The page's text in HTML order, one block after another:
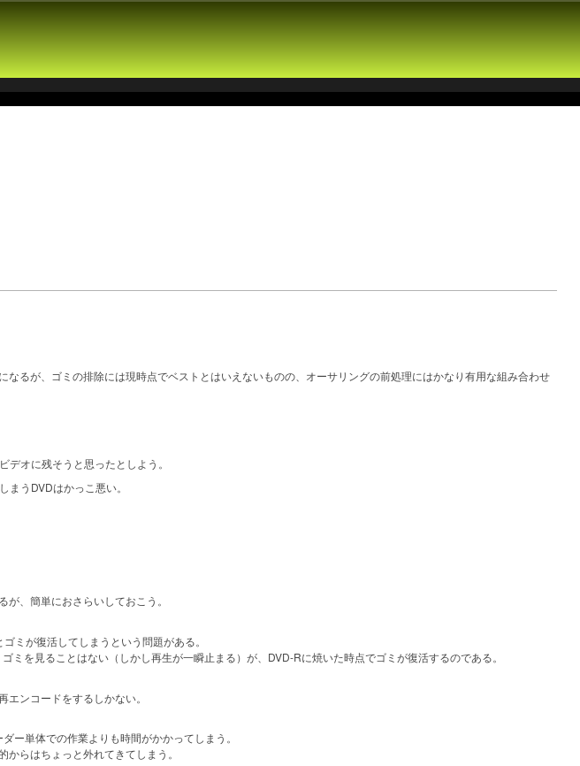
るが、ゴミの排除には現時点でベストとはいえないものの、オーサリングの前処理にはかなり有用な組み合わせ
オに残そうと思ったとしよう。
うDVDはかっこ悪い。
、簡単におさらいしておこう。
ミが復活してしまうという問題がある。
を見ることはない（しかし再生が一瞬止まる）が、DVD-Rに焼いた時点でゴミが復活するのである。
ンコードをするしかない。
ー単体での作業よりも時間がかかってしまう。
らはちょっと外れてきてしまう。